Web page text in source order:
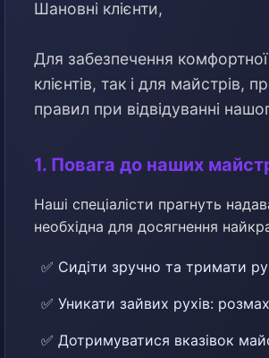
Шановні клієнти,
Для забезпечення
клієнтів, так і для
правил при відвідуванні
1. Повага до наших
Наші спеціалісти прагнуть
необхідна для досягнення
✅ Сидіти зручно та тримати
✅ Уникати зайвих рухів:
✅ Дотримуватися вказівок